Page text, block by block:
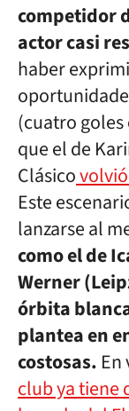
competidor
actor casi
haber
(cuatro goles
que el de
Clásico
Este
lanzarse al
como el de
Werner
órbita
plantea en
costosas.
club ya tiene